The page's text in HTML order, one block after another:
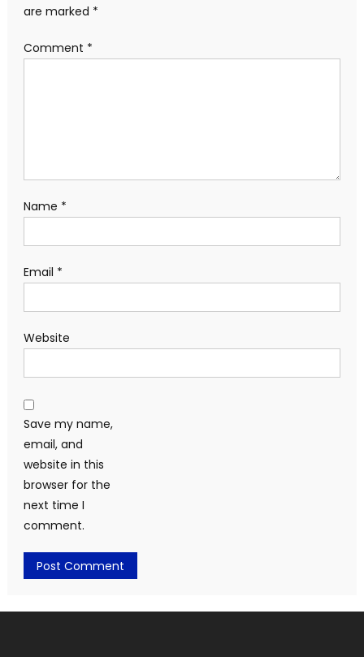
are marked *
Comment *
Name *
Email *
Website
Save my name,
email, and
website in this
browser for the
next time I
comment.